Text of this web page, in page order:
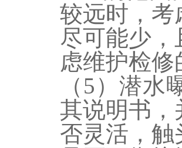
较远时，考
尽可能少
虑维护检
（5）潜
其说明书，
否灵活，